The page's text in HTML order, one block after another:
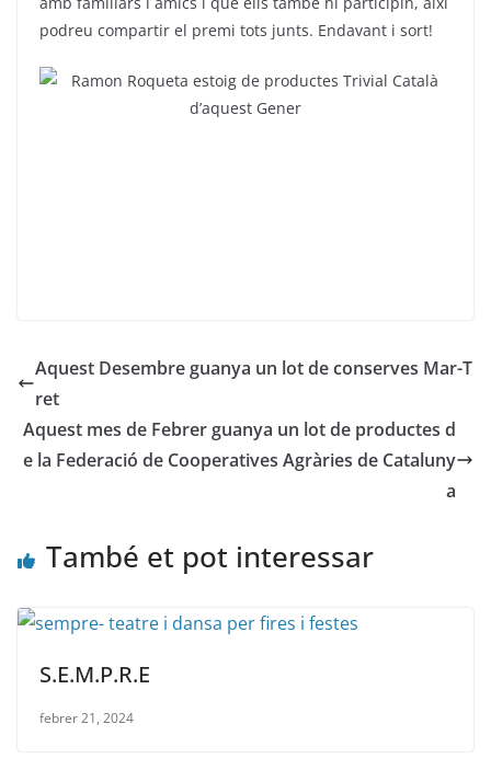
podreu compartir el premi tots junts. Endavant i sort!
Aquest Desembre guanya un lot de conserves Mar-T
ret
Aquest mes de Febrer guanya un lot de productes d
e la Federació de Cooperatives Agràries de Cataluny
a
També et pot interessar
S.E.M.P.R.E
febrer 21, 2024